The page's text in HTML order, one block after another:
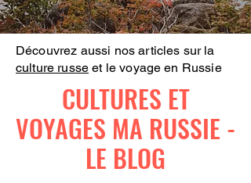
Découvrez aussi nos articles sur la
culture russe et le voyage en Russie
CULTURES ET
VOYAGES MA RUSSIE -
LE BLOG